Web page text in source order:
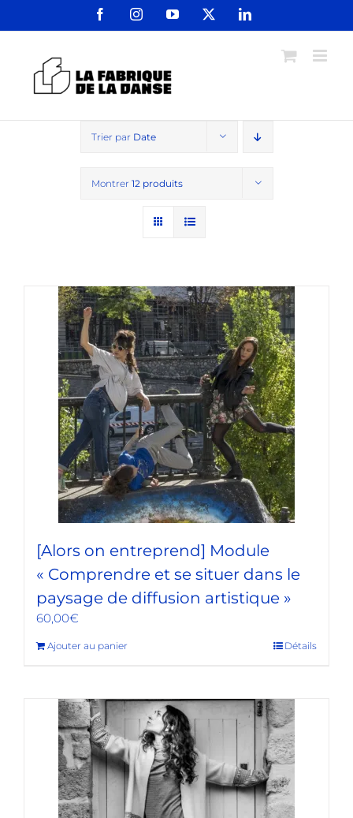
FacebookInstagramYouTube LinkedIn
Trier par Date
Montrer 12 produits
[Alors on entreprend] Module
« Comprendre et se situer dans le
paysage de diffusion artistique »
60,00€
Ajouter au panier Détails